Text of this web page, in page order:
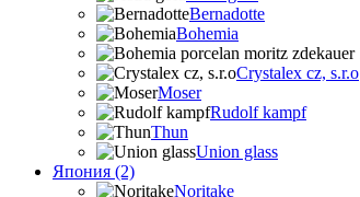
Bernadotte
Bohemia
Crystalex cz, s.r.o
Moser
Rudolf kampf
Thun
Union glass
Япония (2)
Noritake